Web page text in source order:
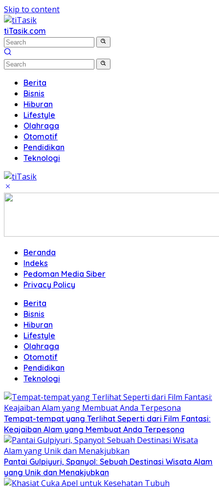
Skip to content
tiTasik.com
Berita
Bisnis
Hiburan
Lifestyle
Olahraga
Otomotif
Pendidikan
Teknologi
Beranda
Indeks
Pedoman Media Siber
Privacy Policy
Berita
Bisnis
Hiburan
Lifestyle
Olahraga
Otomotif
Pendidikan
Teknologi
Tempat-tempat yang Terlihat Seperti dari Film Fantasi:
Keajaiban Alam yang Membuat Anda Terpesona
Pantai Gulpiyuri, Spanyol: Sebuah Destinasi Wisata Alam
yang Unik dan Menakjubkan